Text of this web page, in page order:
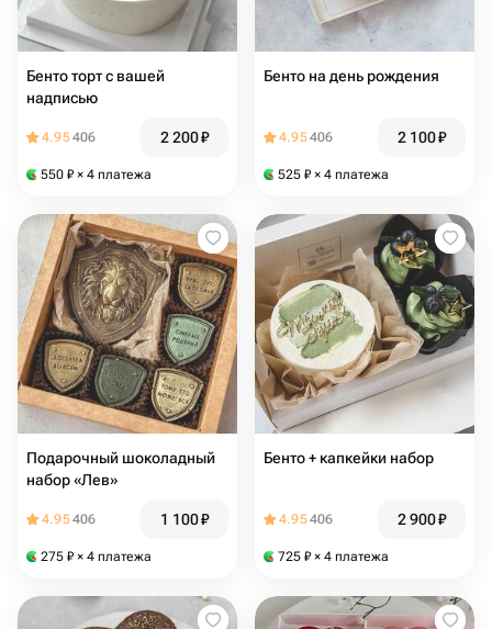
Бенто торт с вашей
надписью
4.95406 2 200₽
550 ₽ × 4 платежа
Бенто на день рождения
4.95406 2 100₽
525 ₽ × 4 платежа
Подарочный шоколадный
набор «Лев»
4.95406 1 100₽
275 ₽ × 4 платежа
Бенто + капкейки набор
4.95406 2 900₽
725 ₽ × 4 платежа